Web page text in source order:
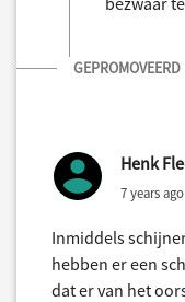
Henk
7 years ago
Inmiddels
hebben er een
dat er van het